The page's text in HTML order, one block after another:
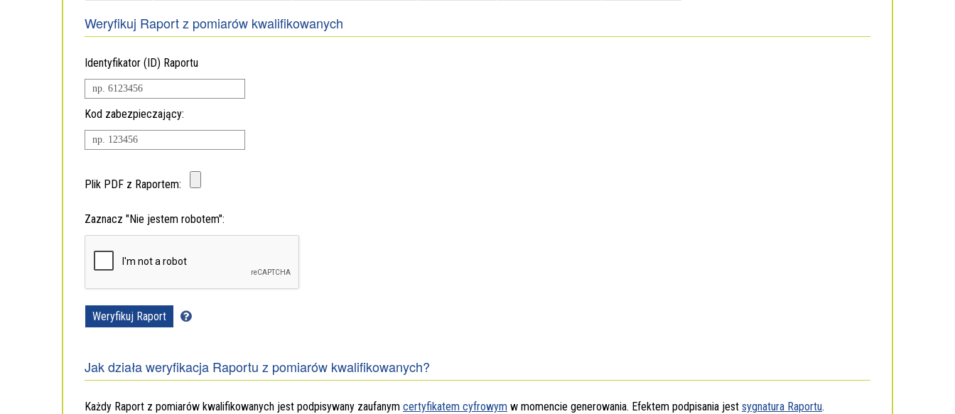
Weryfikuj Raport z pomiarów kwalifikowanych
Identyfikator (ID) Raportu
Kod zabezpieczający:
Plik PDF z Raportem:
Zaznacz "Nie jestem robotem":
Generowanie
pomiarów
Jak działa weryfikacja Raportu z pomiarów kwalifikowanych?
Każdy Raport z pomiarów kwalifikowanych jest podpisywany zaufanym certyfikatem cyfrowym w momencie generowania. Efektem podpisania jest sygnatura Raportu.